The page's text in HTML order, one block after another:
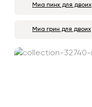
Миа пинк для двоих
Миа грин для двоих